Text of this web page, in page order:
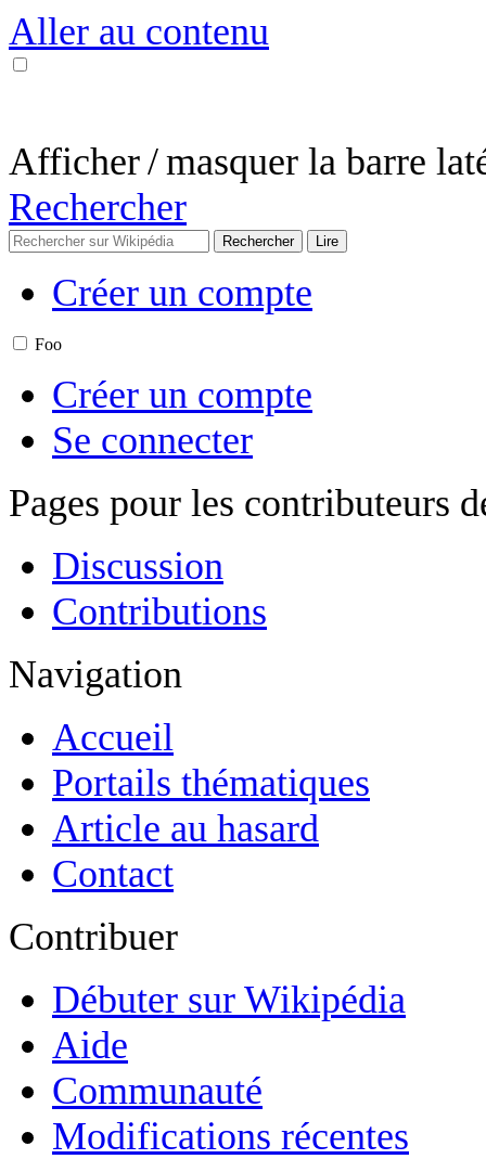
Aller au contenu
Afficher / masquer la barre
Rechercher
Créer un compte
Foo
Créer un compte
Se connecter
Pages pour les contributeurs
Discussion
Contributions
Navigation
Accueil
Portails thématiques
Article au hasard
Contact
Contribuer
Débuter sur Wikipédia
Aide
Communauté
Modifications récentes